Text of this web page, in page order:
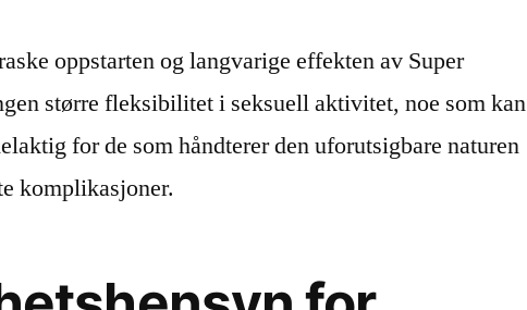
oppstarten og langvarige effekten av Super
større fleksibilitet i seksuell aktivitet, noe som kan
for de som håndterer den uforutsigbare naturen
komplikasjoner.